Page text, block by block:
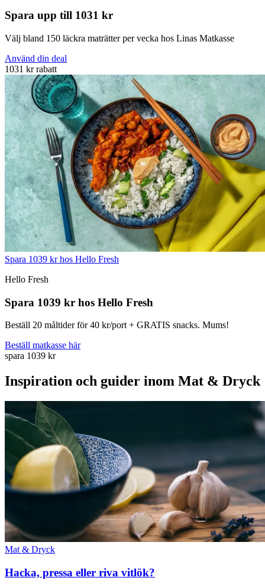
Spara upp till 1031 kr
Välj bland 150 läckra maträtter per vecka hos Linas Matkasse
Använd din deal
1031 kr rabatt
Spara 1039 kr hos Hello Fresh
Hello Fresh
Spara 1039 kr hos Hello Fresh
Beställ 20 måltider för 40 kr/port + GRATIS snacks. Mums!
Beställ matkasse här
spara 1039 kr
Inspiration och guider inom Mat & Dryck
Mat & Dryck
Hacka, pressa eller riva vitlök?